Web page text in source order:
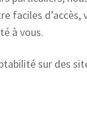
faciles
à vous.
sur des